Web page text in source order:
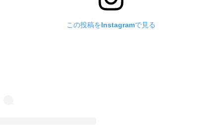
この投稿をInstagramで見る